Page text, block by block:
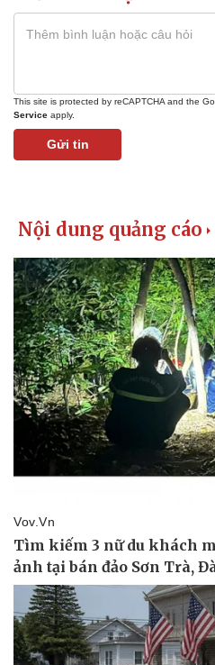
This site is protected by reCAPTCHA and the
Service apply.
Gửi tin